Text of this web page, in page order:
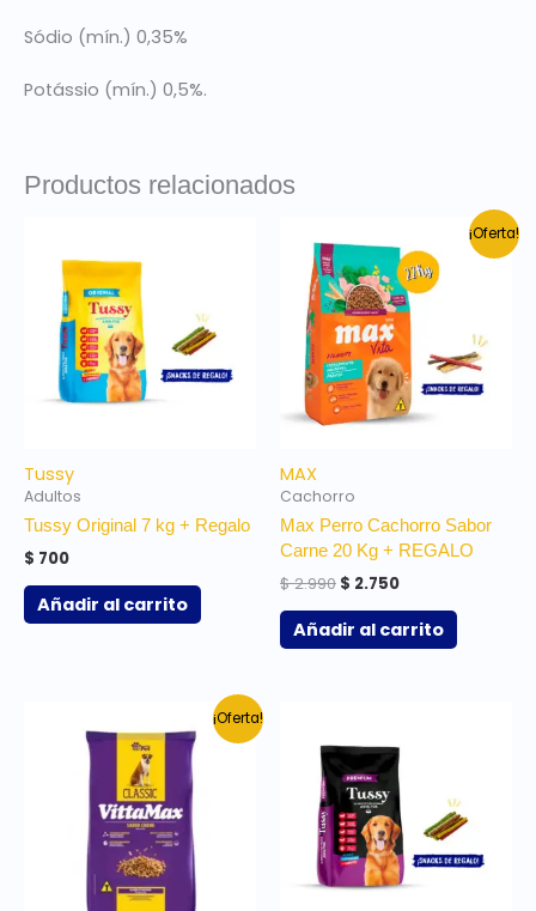
Sódio (mín.) 0,35%
Potássio (mín.) 0,5%.
Productos relacionados
Tussy
Adultos
Tussy Original 7 kg + Regalo
$ 700
Añadir al carrito
¡Oferta!
MAX
Cachorro
Max Perro Cachorro Sabor
Carne 20 Kg + REGALO
$2.990
precio
original
era:
$ 2.990.
$ 2.750
precio
actual
es:
$ 2.750.
Añadir al carrito
¡Oferta!
precio
original
era:
$ 2.350.
precio
actual
es:
$ 2.250.